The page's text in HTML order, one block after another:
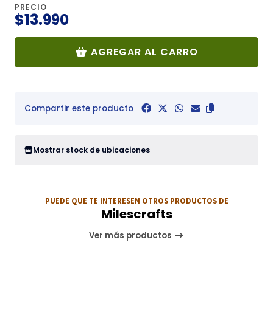
PRECIO
$13.990
AGREGAR AL CARRO
Compartir este producto
Mostrar stock de ubicaciones
PUEDE QUE TE INTERESEN OTROS PRODUCTOS DE
Milescrafts
Ver más productos